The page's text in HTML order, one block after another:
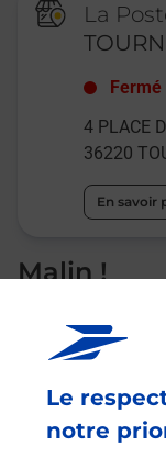
Le
notre
La
Fermé
4 PLACE
36220
En savoir
Malin !
La Poste
en ligne